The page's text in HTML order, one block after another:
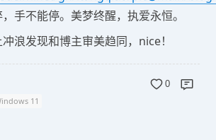
手不能停。美梦终醒，执爱永恒。
浪发现和博主审美趋同，nice！
0
11